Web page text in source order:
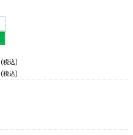
(税込)
(税込)